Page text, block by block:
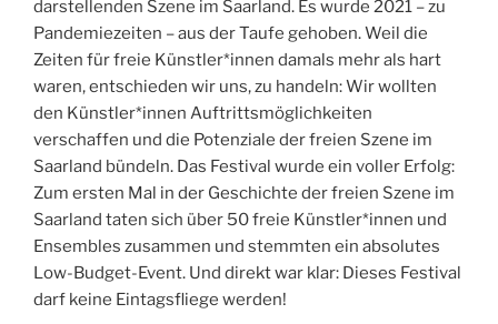
darstellenden Szene im Saarland. Es wurde 2021 – zu
Pandemiezeiten – aus der Taufe gehoben. Weil die
Zeiten für freie Künstler*innen damals mehr als hart
waren, entschieden wir uns, zu handeln: Wir wollten
den Künstler*innen Auftrittsmöglichkeiten
verschaffen und die Potenziale der freien Szene im
Saarland bündeln. Das Festival wurde ein voller Erfolg:
Zum ersten Mal in der Geschichte der freien Szene im
Saarland taten sich über 50 freie Künstler*innen und
Ensembles zusammen und stemmten ein absolutes
Low-Budget-Event. Und direkt war klar: Dieses Festival
darf keine Eintagsfliege werden!